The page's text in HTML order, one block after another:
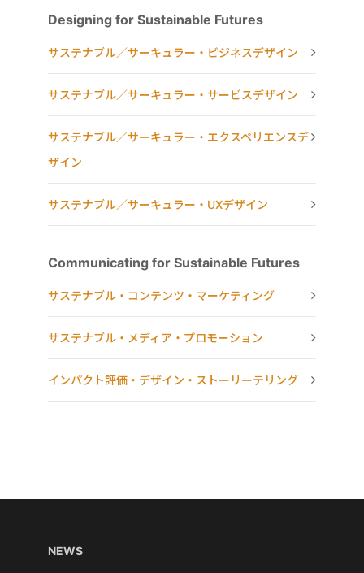
Designing for Sustainable Futures
サステナブル／サーキュラー・ビジネスデザイン
サステナブル／サーキュラー・サービスデザイン
サステナブル／サーキュラー・エクスペリエンスデ
ザイン
サステナブル／サーキュラー・UXデザイン
Communicating for Sustainable Futures
サステナブル・コンテンツ・マーケティング
サステナブル・メディア・プロモーション
インパクト評価・デザイン・ストーリーテリング
NEWS